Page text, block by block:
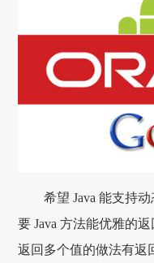
希望 Java 能支持
要 Java 方法能优雅的
返回多个值的做法有返